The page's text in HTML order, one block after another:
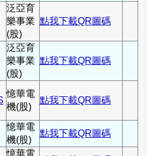
泛亞育
樂事業
(股)
點我下載QR圖碼
泛亞育
樂事業
(股)
點我下載QR圖碼
憶華電
機(股)
點我下載QR圖碼
憶華電
機(股)
點我下載QR圖碼
憶華電